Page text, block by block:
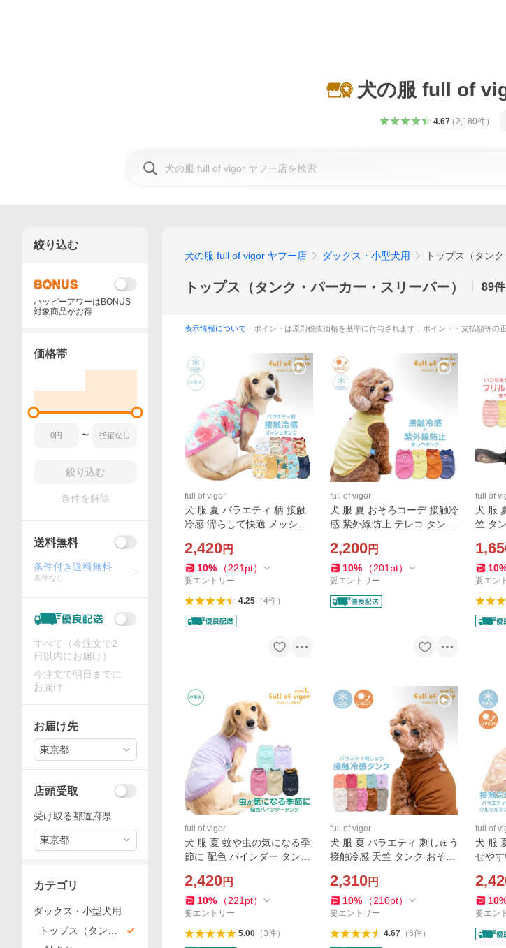
犬の服 full of
4.67（ 2,180件）
犬の服 full of vigor ヤフー店 ダックス・小型犬用 トップス（タン
トップス（タンク・パーカー・スリーパー） 89件
表示情報について ｜ポイントは原則税抜価格を基準に付与されます｜ポイント・支払額等
full of vigor
犬 服 夏 バラエティ 柄 接触
冷感 濡らして快適 メッシュ
ックス 小型犬用 抜け毛対策
タンクトップ ミニチュアダ
ックス
2,420円
10% （221 pt）
要エントリー
4.25（4件）
full of vigor
犬 服 夏 おそろコーデ 接触冷
感 紫外線防止 テレコ タンク
策 タンクトップ 冷感 ひんや
り クール ミニチュアダック
ス
2,200円
10% （201 pt）
要エントリー
full of
犬 服
竺 タ
びる
チワワ
10
要エン
full of vigor
犬 服 夏 蚊や虫の気になる季
節に 配色 バインダー タンク
策 タンクトップ マダニ ノミ
ダニ 蚊
2,420円
10% （221 pt）
要エントリー
5.00（3件）
full of vigor
犬 服 夏 バラエティ 刺しゅう
接触冷感 天竺 タンク おそろ
け毛対策 タンクトップ 冷感
ひんやり ミニチュアダック
ス
2,310円
10% （210pt）
要エントリー
4.67（6件）
full of
犬 服
せやす
ックス
タン
ックス
10
要エン
絞り込む
ハッピーアワーはBONUS
対象商品がお得
価格帯
〜
絞り込む
条件を解除
送料無料
条件付き送料無料
条件なし
すべて（今注文で2
日以内にお届け）
今注文で明日までに
お届け
お届け先
東京都
店頭受取
受け取る都道府県
東京都
カテゴリ
ダックス・小型犬用
トップス（タン
ク・パーカー・ス